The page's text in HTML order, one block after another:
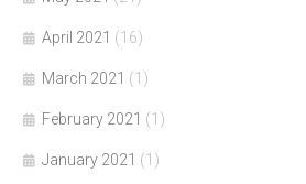
April 2021 (16)
March 2021 (1)
February 2021 (1)
January 2021 (1)